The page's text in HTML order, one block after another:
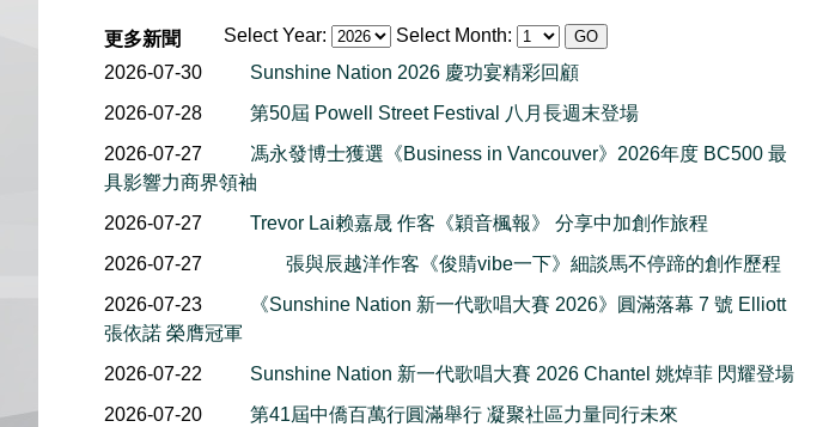
Select Year: Select Month:
更多新聞
2026-07-30
Sunshine Nation 2026 慶功宴精彩回顧
2026-07-28
第50屆 Powell Street Festival 八月長週末登場
2026-07-27
馮永發博士獲選《Business in Vancouver》2026年度 BC500 最
具影響力商界領袖
2026-07-27
Trevor Lai赖嘉晟 作客《穎音楓報》 分享中加創作旅程
2026-07-27
張與辰越洋作客《俊䝼vibe一下》細談馬不停蹄的創作歷程
2026-07-23
《Sunshine Nation 新一代歌唱大賽 2026》圓滿落幕 7 號 Elliott
張依諾 榮膺冠軍
2026-07-22
Sunshine Nation 新一代歌唱大賽 2026 Chantel 姚焯菲 閃耀登場
2026-07-20
第41屆中僑百萬行圓滿舉行 凝聚社區力量同行未來